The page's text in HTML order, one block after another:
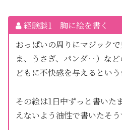
経験談1 胸に絵を書く
おっぱいの周りにマジック
ま、うさぎ、パンダ‥）な
どもに不快感を与えるという
その絵は1日中ずっと書いた
えないよう油性で書いたそう